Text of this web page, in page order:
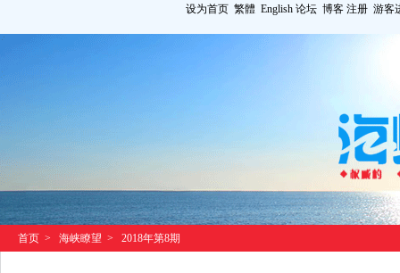
设为首页 繁體 English 论坛 博客 注册 游客
首页 > 海峡瞭望 > 2018年第8期